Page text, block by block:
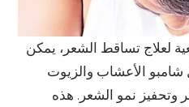
لعلاج تساقط الشعر، يمكن
شامبو الأعشاب والزيوت
وتحفيز نمو الشعر. هذه